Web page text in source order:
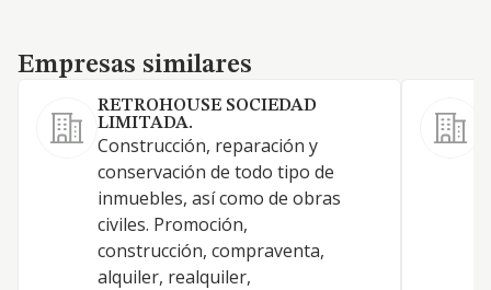
Empresas similares
Empresas similares
RETROHOUSE SOCIEDAD
LIMITADA.
Construcción, reparación y
conservación de todo tipo de
inmuebles, así como de obras
civiles. Promoción,
construcción, compraventa,
alquiler, realquiler,